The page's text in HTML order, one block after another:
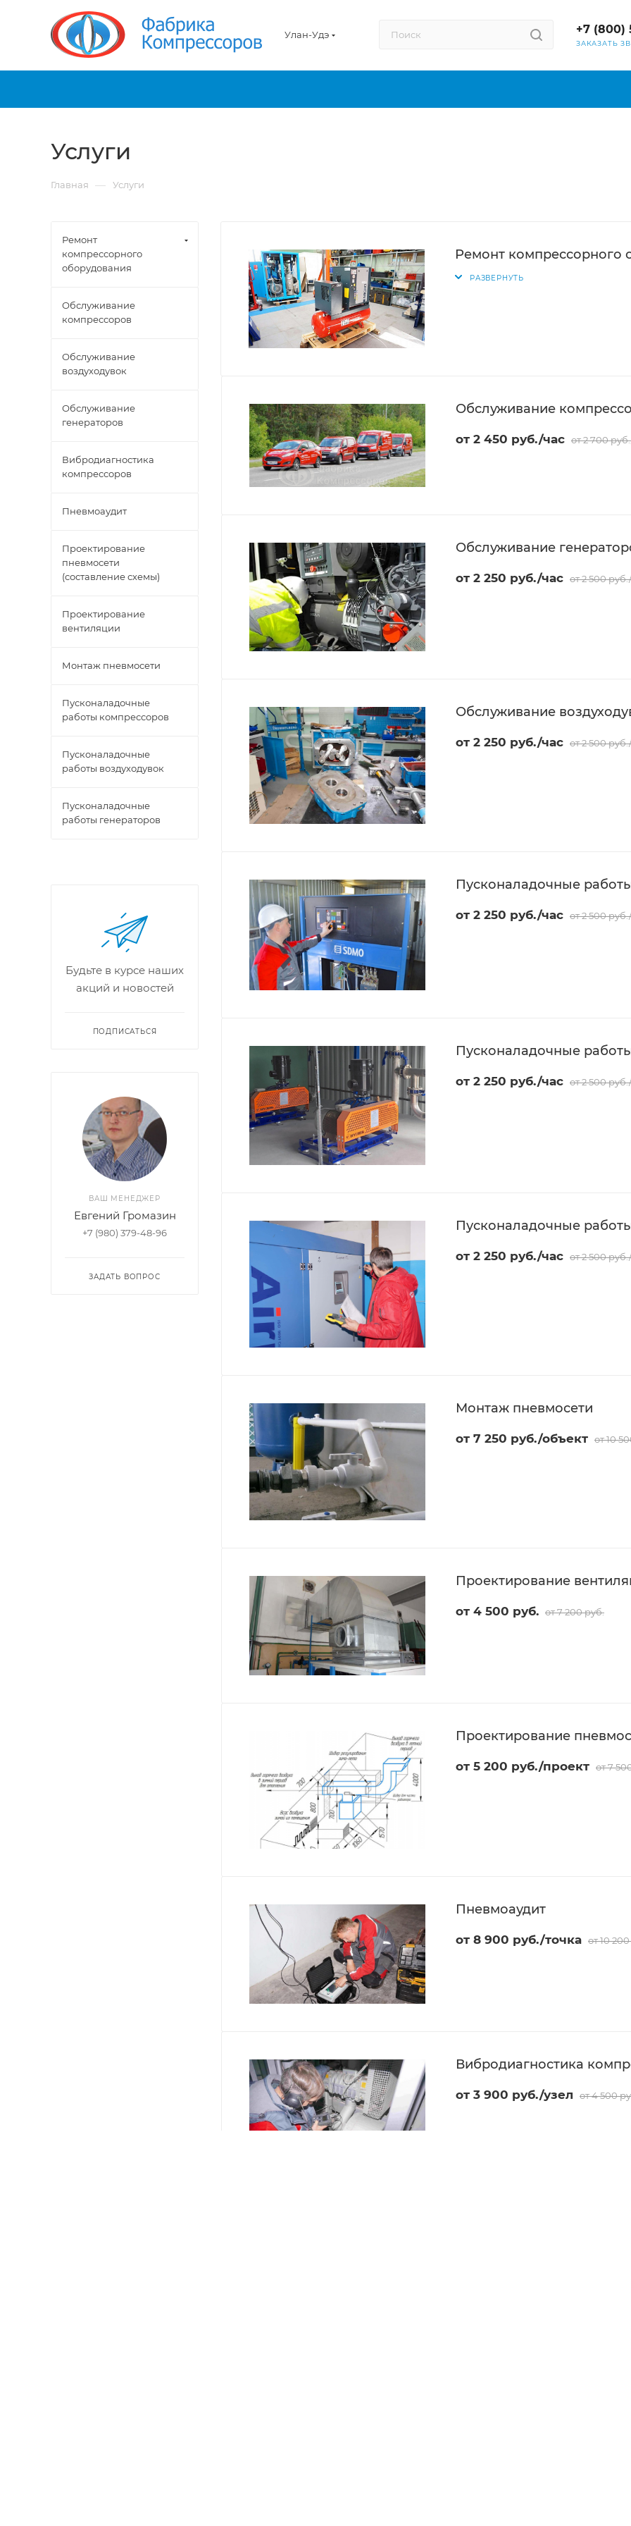
Улан-Удэ +7 (800)
ЗАКАЗАТЬ
Услуги
Главная — Услуги
Ремонт компрессорного
РАЗВЕРНУТЬ
Обслуживание
от 2 450 руб./час от 2 700
Обслуживание
от 2 250 руб./час от 2 500
Обслуживание
от 2 250 руб./час от 2 500
Пусконаладочные
от 2 250 руб./час от 2 500
Пусконаладочные
от 2 250 руб./час от 2 500
Пусконаладочные
от 2 250 руб./час от 2 500
Монтаж пневмосети
от 7 250 руб./объект от 10
Проектирование
от 4 500 руб. от 7 200 руб.
Проектирование
от 5 200 руб./проект от 7
Пневмоаудит
от 8 900 руб./точка от 10
Вибродиагностика
от 3 900 руб./узел от 4 500
Ремонт
компрессорного
оборудования
Обслуживание
компрессоров
Обслуживание
воздуходувок
Обслуживание
генераторов
Вибродиагностика
компрессоров
Пневмоаудит
Проектирование
пневмосети
(составление схемы)
Проектирование
вентиляции
Монтаж пневмосети
Пусконаладочные
работы компрессоров
Пусконаладочные
работы воздуходувок
Пусконаладочные
работы генераторов
Будьте в курсе наших
акций и новостей
ПОДПИСАТЬСЯ
ВАШ МЕНЕДЖЕР
Евгений Громазин
+7 (980) 379-48-96
ЗАДАТЬ ВОПРОС